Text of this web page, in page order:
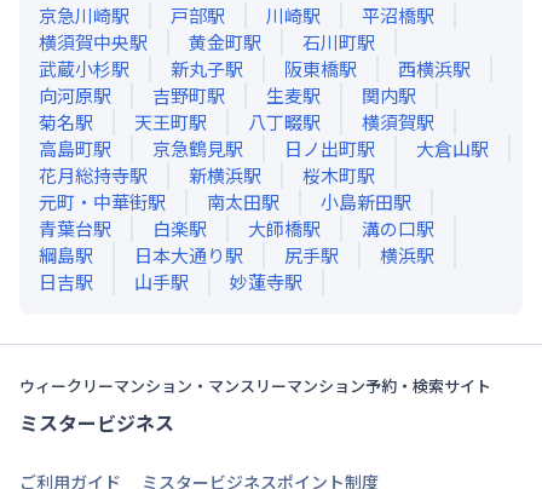
京急川崎駅 戸部駅 川崎駅 平沼橋駅
横須賀中央駅 黄金町駅 石川町駅
武蔵小杉駅 新丸子駅 阪東橋駅 西横浜駅
向河原駅 吉野町駅 生麦駅 関内駅
菊名駅 天王町駅 八丁畷駅 横須賀駅
高島町駅 京急鶴見駅 日ノ出町駅 大倉山駅
花月総持寺駅 新横浜駅 桜木町駅
元町・中華街駅 南太田駅 小島新田駅
青葉台駅 白楽駅 大師橋駅 溝の口駅
綱島駅 日本大通り駅 尻手駅 横浜駅
日吉駅 山手駅 妙蓮寺駅
ウィークリーマンション・マンスリーマンション予約・検索サイト
ミスタービジネス
ご利用ガイド
ミスタービジネスポイント制度